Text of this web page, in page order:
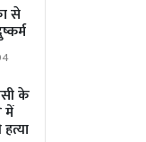
से
के
में